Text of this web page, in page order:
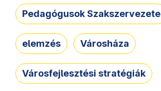
Pedagógusok Szakszervezete
elemzés Városháza
Városfejlesztési stratégiák